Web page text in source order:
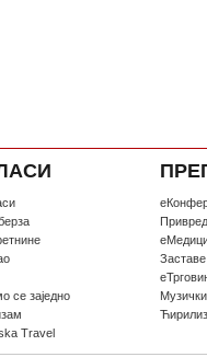
се заједно
Travel
Заставе